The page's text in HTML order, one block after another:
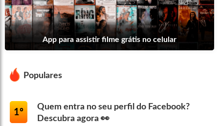
App para assistir filme grátis no celular
Populares
1º
Quem entra no seu perfil do Facebook?
Descubra agora 👀